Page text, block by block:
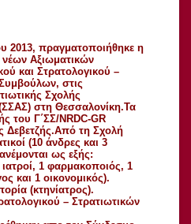
2013, πραγματοποιήθηκε η
Αξιωματικών
και Στρατολογικού –
στις
Σχολής
στη Θεσσαλονίκη.Τα
του Γ΄ΣΣ/NRDC-GR
Δεβετζής.Από τη Σχολή
(10 άνδρες και 3
ως εξής:
1 φαρμακοποιός, 1
και 1 οικονομικός).
(κτηνίατρος).
– Στρατιωτικών